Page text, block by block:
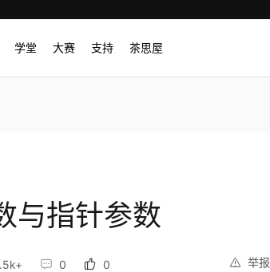
学堂 大赛 支持 茶思屋
与指针参数
举报
0 0